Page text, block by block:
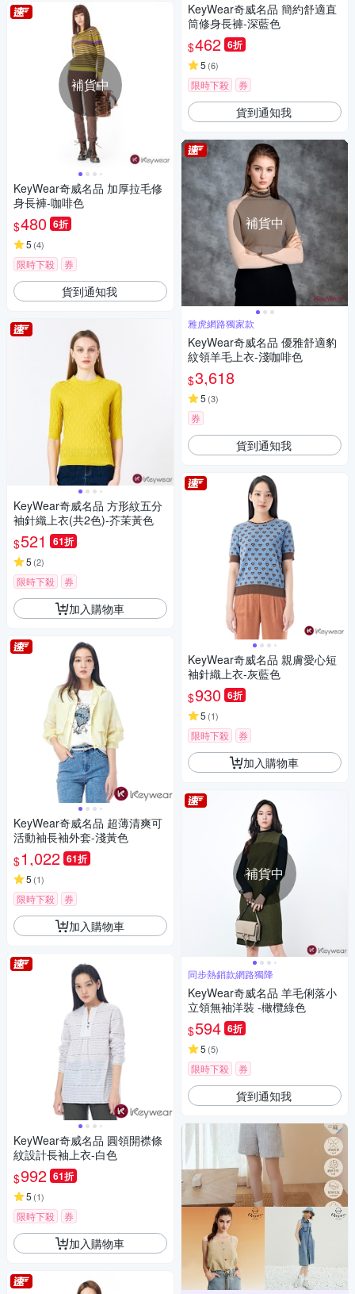
補貨中
KeyWear奇威名品 加厚拉毛修
身長褲-咖啡色
$480 6折
5 (4)
限時下殺 券
貨到通知我
KeyWear奇威名品 方形紋五分
袖針織上衣(共2色)-芥茉黃色
$521 61折
5 (2)
限時下殺 券
加入購物車
KeyWear奇威名品 超薄清爽可
活動袖長袖外套-淺黃色
$1,022 61折
5 (1)
限時下殺 券
加入購物車
KeyWear奇威名品 圓領開襟條
紋設計長袖上衣-白色
$992 61折
5 (1)
限時下殺 券
加入購物車
KeyWear奇威名品 簡約舒適直
筒修身長褲-深藍色
$462 6折
5 (6)
限時下殺 券
貨到通知我
補貨中
雅虎網路獨家款
KeyWear奇威名品 優雅舒適豹
紋領羊毛上衣-淺咖啡色
$3,618
5 (3)
券
貨到通知我
KeyWear奇威名品 親膚愛心短
袖針織上衣-灰藍色
$930 6折
5 (1)
限時下殺 券
加入購物車
補貨中
同步熱銷款網路獨降
KeyWear奇威名品 羊毛俐落小
立領無袖洋裝 -橄欖綠色
$594 6折
5 (5)
限時下殺 券
貨到通知我